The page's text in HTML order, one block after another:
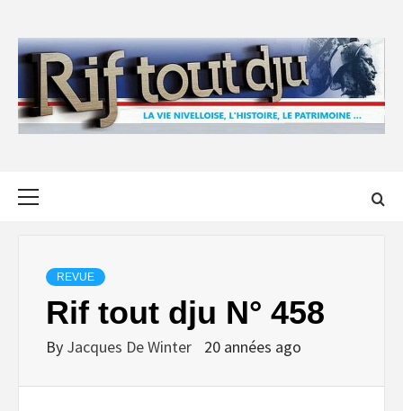
content
REVUE
Rif tout dju N° 458
By Jacques De Winter 20 années ago